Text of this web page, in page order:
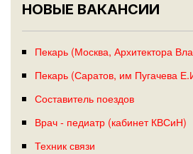
НОВЫЕ ВАКАНСИИ
Пекарь (Москва, Архитектора
Пекарь (Саратов, им Пугачева
Составитель поездов
Врач - педиатр (кабинет КВСиН)
Техник связи